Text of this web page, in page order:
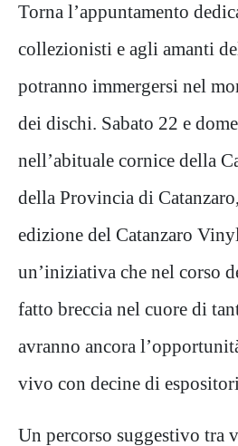
Torna l’appuntamento
collezionisti e agli amanti
potranno immergersi nel
dei dischi. Sabato 22 e
nell’abituale cornice della
della Provincia di
edizione del Catanzaro
un’iniziativa che nel corso
fatto breccia nel cuore di
avranno ancora
vivo con decine di
Un percorso suggestivo tra